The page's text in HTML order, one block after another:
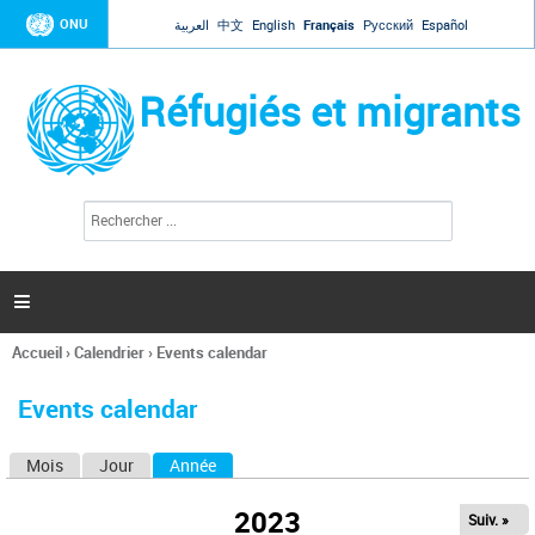
Jump to navigation
ONU العربية 中文 English Français Русский Español
Réfugiés et migrants
l
c
h
e

Vous
ici
Accueil›Calendrier› Events calendar
Events calendar
Mois Jour Année
2023 Suiv. »